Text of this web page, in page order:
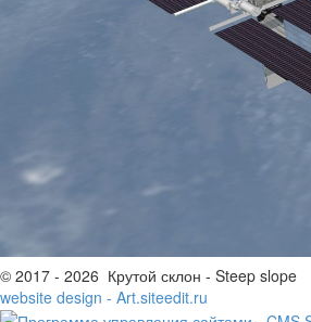
© 2017 - 2026 Крутой склон - Steep slope
website design - Art.siteedit.ru